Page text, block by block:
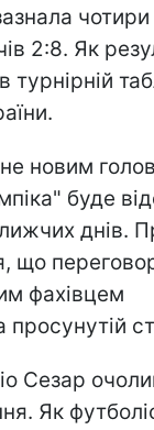
2:8. Як
турнірній
новим
буде
днів.
що
фахівцем
Сезар
Як